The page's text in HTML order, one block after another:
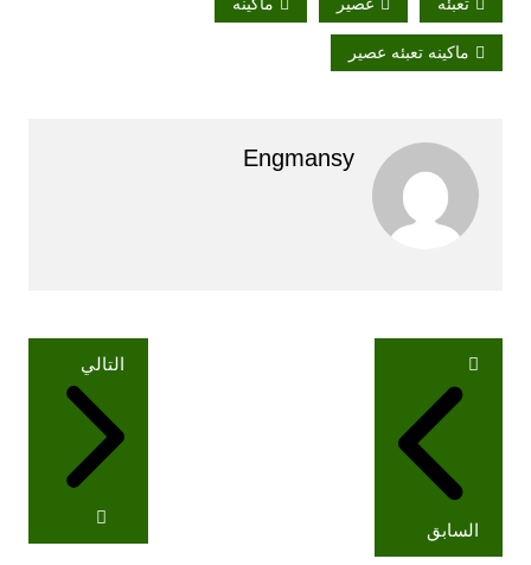
ماكينه تعبئه عصير
Engmansy
تصفّح
المقالات
السابق
التالي